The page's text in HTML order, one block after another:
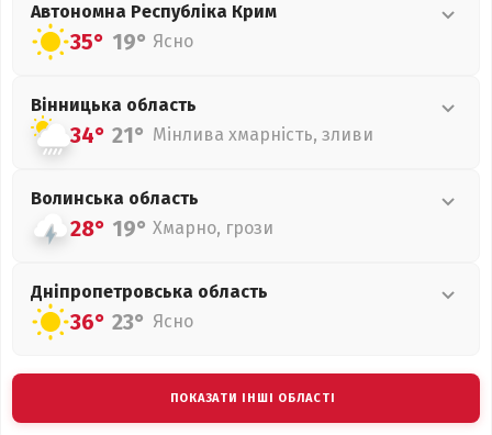
Автономна Республіка Крим
35° 19° Ясно
Вінницька область
34° 21° Мінлива хмарність, зливи
Волинська область
28° 19° Хмарно, грози
Дніпропетровська область
36° 23° Ясно
ПОКАЗАТИ ІНШІ ОБЛАСТІ